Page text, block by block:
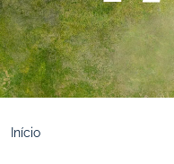
Início